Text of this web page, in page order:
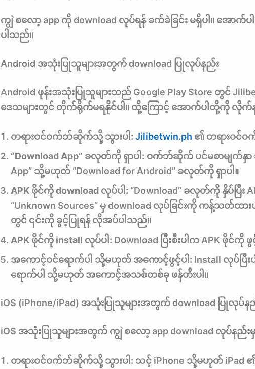
ကျွဲ စလော့ app ကို download လုပ်ရန် ခက်ခဲခြင်း မရှိပါ။ အေ
ပါသည်။
Android အသုံးပြုသူများအတွက် download ပြုလုပ်နည်း
Android ဖုန်းအသုံးပြုသူများသည် Google Play Store တွင်
ဒေသများတွင် တိုက်ရိုက်မရနိုင်ပါ။ ထို့ကြောင့် အောက်ပါတို့ကို လိုက်န
တရားဝင်ဝက်ဘ်ဆိုက်သို့ သွားပါ: Jilibetwin.ph ၏ တရားဝင်ဝ
“Download App” ခလုတ်ကို ရှာပါ: ဝက်ဘ်ဆိုက် ပင်မစာမျက်နှာ
App” သို့မဟုတ် “Download for Android” ခလုတ်ကို ရှာပါ။
APK ဖိုင်ကို download လုပ်ပါ: “Download” ခလုတ်ကို နှိပ်ပြီး
“Unknown Sources” မှ download လုပ်ခြင်းကို ကန့်သတ်ထာ
တွင် ၎င်းကို ခွင့်ပြုရန် လိုအပ်ပါသည်။
APK ဖိုင်ကို install လုပ်ပါ: Download ပြီးစီးပါက APK ဖိုင်ကို
အကောင့်ဝင်ရောက်ပါ သို့မဟုတ် အကောင့်ဖွင့်ပါ: Install လုပ်ပြီ
ရောက်ပါ သို့မဟုတ် အကောင့်အသစ်တစ်ခု ဖန်တီးပါ။
iOS (iPhone/iPad) အသုံးပြုသူများအတွက် download ပြုလုပ်န
iOS အသုံးပြုသူများအတွက် ကျွဲ စလော့ app download လုပ်န
တရားဝင်ဝက်ဘ်ဆိုက်သို့ သွားပါ: သင့် iPhone သို့မဟုတ် iPad ၏